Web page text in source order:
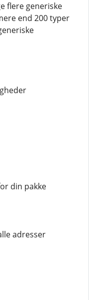
flere generiske
end 200 typer
din pakke
adresser